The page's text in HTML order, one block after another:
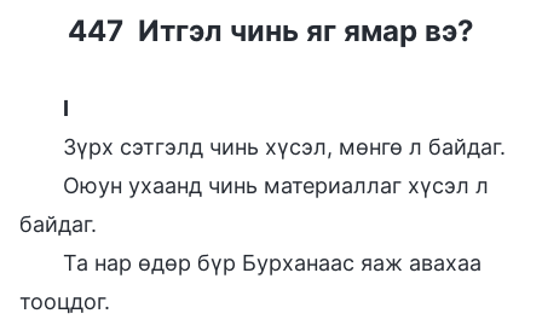
447 Итгэл чинь яг ямар вэ?
I
Зүрх сэтгэлд чинь хүсэл, мөнгө л байдаг.
Оюун ухаанд чинь материаллаг хүсэл л
байдаг.
Та нар өдөр бүр Бурханаас яаж авахаа
тооцдог.